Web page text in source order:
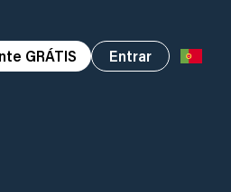
GRÁTIS Entrar